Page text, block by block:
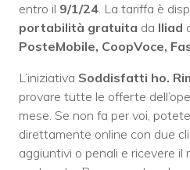
entro il 9/1/24. La tariffa è
portabilità gratuita da Iliad
PosteMobile, CoopVoce,
L’iniziativa Soddisfatti ho.
provare tutte le offerte
mese. Se non fa per voi,
direttamente online con due
aggiuntivi o penali e ricevere